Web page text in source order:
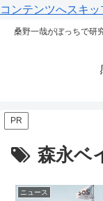
コンテンツへスキッ
桑野一哉がぼっちで研
PR
森永ベ
ニュース